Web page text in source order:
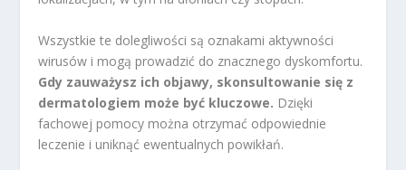
Wszystkie te dolegliwości są oznakami aktywności
wirusów i mogą prowadzić do znacznego dyskomfortu.
Gdy zauważysz ich objawy, skonsultowanie się z
dermatologiem może być kluczowe. Dzięki
fachowej pomocy można otrzymać odpowiednie
leczenie i uniknąć ewentualnych powikłań.